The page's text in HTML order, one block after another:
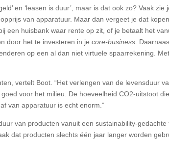
en ‘leasen is duur’, maar is dat ook zo? Vaak zie
van apparatuur. Maar dan vergeet je dat
een huisbank waar rente op zit, of je betaalt het
door het te investeren in jecore-business.
op een al dan niet virtuele spaarrekening.
vertelt Boot. “Het verlengen van de levensduur
voor het milieu. De hoeveelheid CO2-uitstoot
van apparatuur is echt enorm.”
van producten vanuit een sustainability-gedachte
dat producten slechts één jaar langer worden